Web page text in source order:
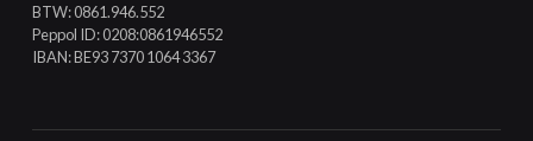
BTW: 0861.946.552
Peppol ID: 0208:0861946552
IBAN: BE93 7370 1064 3367